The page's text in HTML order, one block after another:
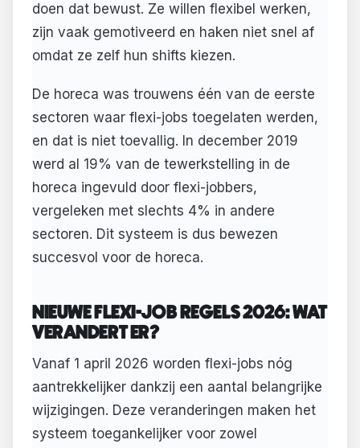
doen dat bewust. Ze willen flexibel werken,
zijn vaak gemotiveerd en haken niet snel af
omdat ze zelf hun shifts kiezen.
De horeca was trouwens één van de eerste
sectoren waar flexi-jobs toegelaten werden,
en dat is niet toevallig. In december 2019
werd al 19% van de tewerkstelling in de
horeca ingevuld door flexi-jobbers,
vergeleken met slechts 4% in andere
sectoren. Dit systeem is dus bewezen
succesvol voor de horeca.
NIEUWE FLEXI-JOB REGELS 2026: WAT
VERANDERT ER?
Vanaf 1 april 2026 worden flexi-jobs nóg
aantrekkelijker dankzij een aantal belangrijke
wijzigingen. Deze veranderingen maken het
systeem toegankelijker voor zowel